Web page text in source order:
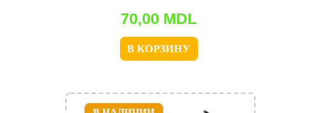
70,00 MDL
В КОРЗИНУ